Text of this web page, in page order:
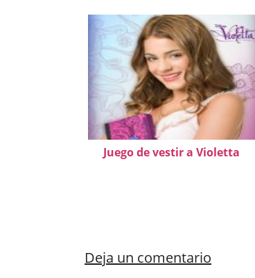
Juego de vestir a Violetta
Deja un comentario